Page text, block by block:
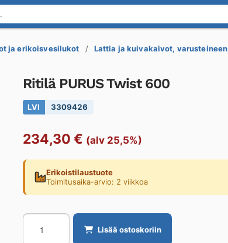
ja erikoisvesilukot Lattia ja kuivakaivot, varusteineen
Ritilä PURUS Twist 600
LVI 3309426
234,30 € (alv 25,5%)
Erikoistilaustuote
Toimitusaika-arvio: 2 viikkoa
Ritilä
PURUS
Lisää ostoskoriin